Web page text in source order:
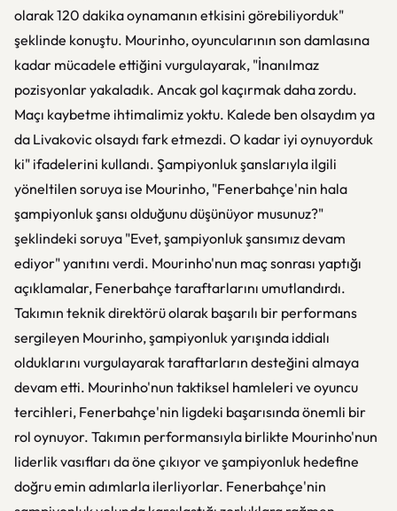
olarak 120 dakika oynamanın etkisini görebiliyorduk"
şeklinde konuştu. Mourinho, oyuncularının son damlasına
kadar mücadele ettiğini vurgulayarak, "İnanılmaz
pozisyonlar yakaladık. Ancak gol kaçırmak daha zordu.
Maçı kaybetme ihtimalimiz yoktu. Kalede ben olsaydım ya
da Livakovic olsaydı fark etmezdi. O kadar iyi oynuyorduk
ki" ifadelerini kullandı. Şampiyonluk şanslarıyla ilgili
yöneltilen soruya ise Mourinho, "Fenerbahçe'nin hala
şampiyonluk şansı olduğunu düşünüyor musunuz?"
şeklindeki soruya "Evet, şampiyonluk şansımız devam
ediyor" yanıtını verdi. Mourinho'nun maç sonrası yaptığı
açıklamalar, Fenerbahçe taraftarlarını umutlandırdı.
Takımın teknik direktörü olarak başarılı bir performans
sergileyen Mourinho, şampiyonluk yarışında iddialı
olduklarını vurgulayarak taraftarların desteğini almaya
devam etti. Mourinho'nun taktiksel hamleleri ve oyuncu
tercihleri, Fenerbahçe'nin ligdeki başarısında önemli bir
rol oynuyor. Takımın performansıyla birlikte Mourinho'nun
liderlik vasıfları da öne çıkıyor ve şampiyonluk hedefine
doğru emin adımlarla ilerliyorlar. Fenerbahçe'nin